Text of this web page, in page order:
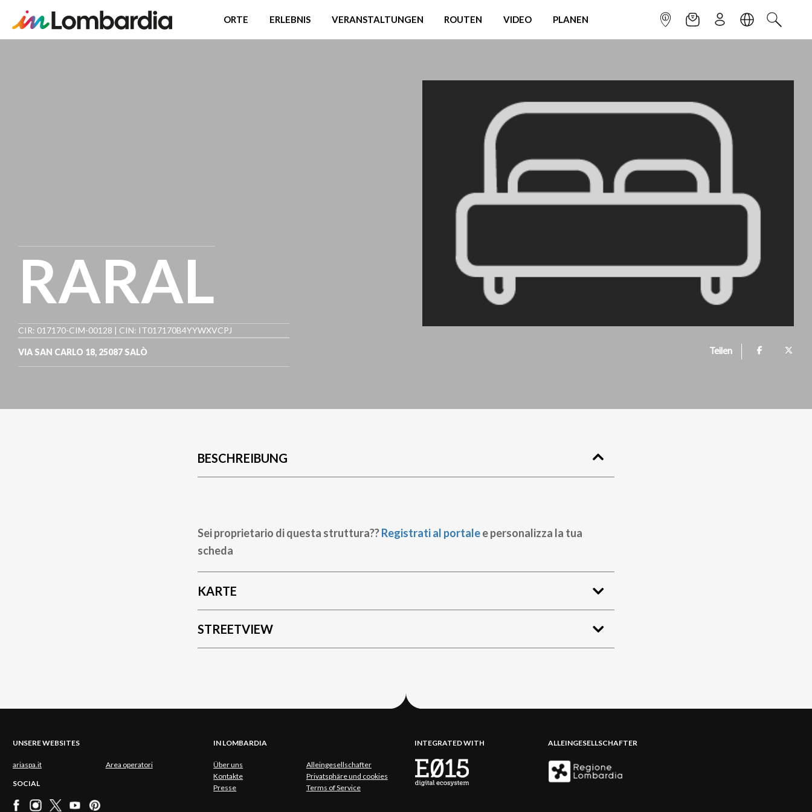
ORTE ERLEBNIS VERANSTALTUNGEN ROUTEN VIDEO PLANEN INFOPUNKTNEWSLETTER
ANMELDENSPRACHESUCHEN
RARAL
CIR: 017170-CIM-00128 | CIN: IT017170B4YYWXVCPJ
VIA SAN CARLO 18, 25087 SALÒ Teilen
BESCHREIBUNG
Sei proprietario di questa struttura??Registrati al portalee personalizza la tua
scheda
KARTE
STREETVIEW
UNSERE WEBSITES
ariaspa.it Area operatori
SOCIAL
IN LOMBARDIA
Über uns
Alleingesellschafter
Kontakte
Privatsphäre und cookies
Presse
Terms of Service
INTEGRATED WITH ALLEINGESELLSCHAFTER